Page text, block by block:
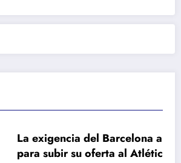
del Barcelona a Julián Álvarez
su oferta al Atlético de Madrid